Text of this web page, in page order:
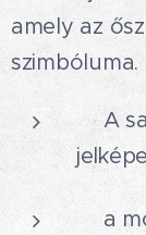
amely az
szimbóluma.
🌸A
🍁a